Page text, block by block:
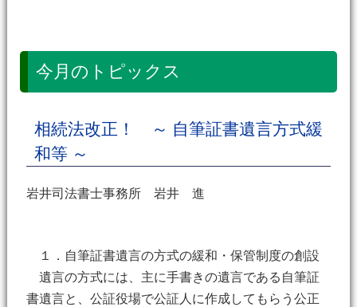
今月のトピックス
相続法改正！ ～ 自筆証書遺言方式緩
和等 ～
岩井司法書士事務所 岩井 進
１．自筆証書遺言の方式の緩和・保管制度の創設
遺言の方式には、主に手書きの遺言である自筆証
書遺言と、公証役場で公証人に作成してもらう公正